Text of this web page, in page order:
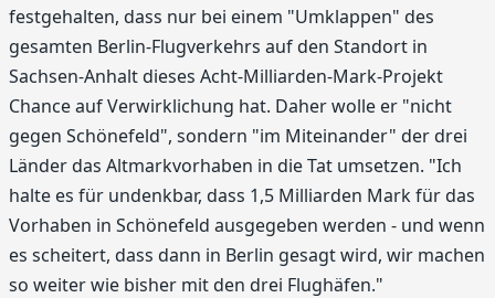
festgehalten, dass nur bei einem "Umklappen" des
gesamten Berlin-Flugverkehrs auf den Standort in
Sachsen-Anhalt dieses Acht-Milliarden-Mark-Projekt
Chance auf Verwirklichung hat. Daher wolle er "nicht
gegen Schönefeld", sondern "im Miteinander" der drei
Länder das Altmarkvorhaben in die Tat umsetzen. "Ich
halte es für undenkbar, dass 1,5 Milliarden Mark für das
Vorhaben in Schönefeld ausgegeben werden - und wenn
es scheitert, dass dann in Berlin gesagt wird, wir machen
so weiter wie bisher mit den drei Flughäfen."